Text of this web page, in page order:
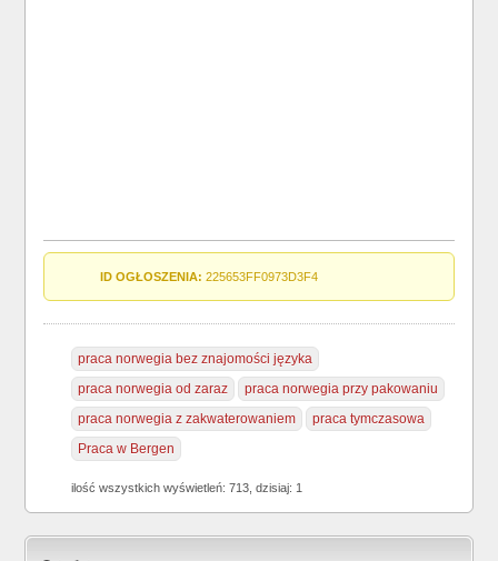
ID OGŁOSZENIA: 225653FF0973D3F4
praca norwegia bez znajomości języka
praca norwegia od zaraz
praca norwegia przy pakowaniu
praca norwegia z zakwaterowaniem
praca tymczasowa
Praca w Bergen
ilość wszystkich wyświetleń: 713, dzisiaj: 1